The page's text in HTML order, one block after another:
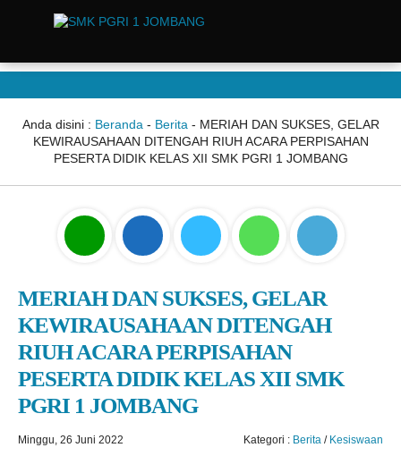
Anda disini : Beranda - Berita - MERIAH DAN SUKSES, GELAR
KEWIRAUSAHAAN DITENGAH RIUH ACARA PERPISAHAN
PESERTA DIDIK KELAS XII SMK PGRI 1 JOMBANG
MERIAH DAN SUKSES, GELAR
KEWIRAUSAHAAN DITENGAH
RIUH ACARA PERPISAHAN
PESERTA DIDIK KELAS XII SMK
PGRI 1 JOMBANG
Minggu, 26 Juni 2022 Kategori : Berita / Kesiswaan